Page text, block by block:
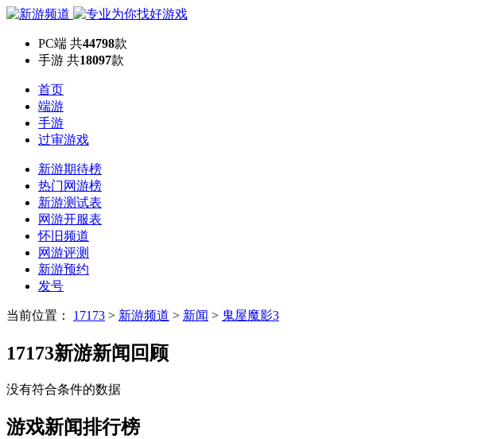
PC端 共44798款
手游 共18097款
首页
端游
手游
过审游戏
新游期待榜
热门网游榜
新游测试表
网游开服表
怀旧频道
网游评测
新游预约
发号
当前位置： 17173 > 新游频道 > 新闻 > 鬼屋魔影3
17173新游新闻回顾
没有符合条件的数据
游戏新闻排行榜